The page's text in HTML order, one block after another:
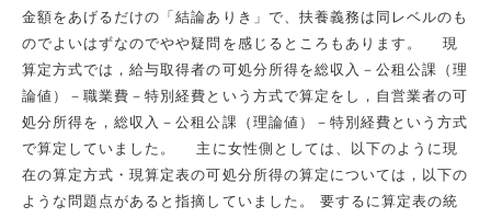
金額をあげるだけの「結論ありき」で、扶養義務は同レベルのも
のでよいはずなのでやや疑問を感じるところもあります。 現
算定方式では，給与取得者の可処分所得を総収入－公租公課（理
論値）－職業費－特別経費という方式で算定をし，自営業者の可
処分所得を，総収入－公租公課（理論値）－特別経費という方式
で算定していました。 主に女性側としては、以下のように現
在の算定方式・現算定表の可処分所得の算定については，以下の
ような問題点があると指摘していました。 要するに算定表の統